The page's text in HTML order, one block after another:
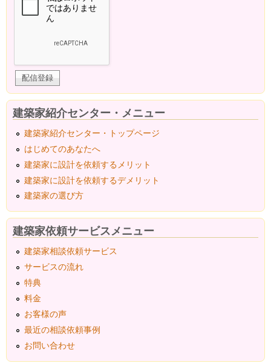
建築家紹介センター・メニュー
建築家紹介センター・トップページ
はじめてのあなたへ
建築家に設計を依頼するメリット
建築家に設計を依頼するデメリット
建築家の選び方
建築家依頼サービスメニュー
建築家相談依頼サービス
サービスの流れ
特典
料金
お客様の声
最近の相談依頼事例
お問い合わせ